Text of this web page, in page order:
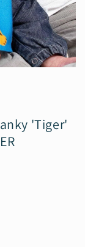
'Tiger'